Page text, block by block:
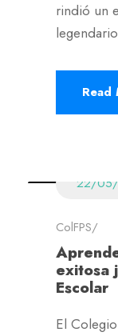
rindió un
Read
22/
ColFPS
exitosa
Escolar
El